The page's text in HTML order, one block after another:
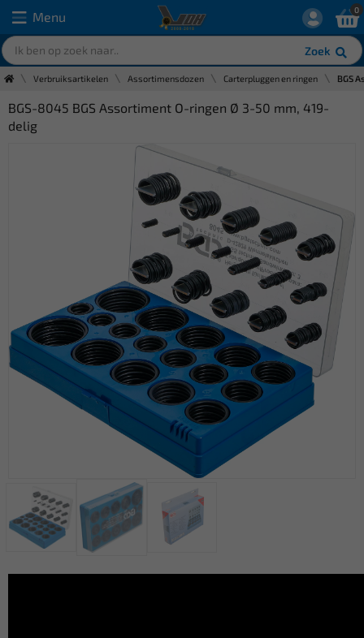
Menu
Zoek
0
Verbruiksartikelen Assortimensdozen Carterpluggen en ringen BGS
BGS-8045 BGS Assortiment O-ringen Ø 3-50 mm, 419-
delig